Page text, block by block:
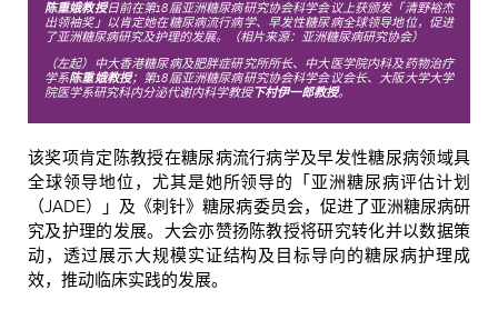
陈重娥教授日前在第18届亚洲糖尿病研究协会科学会议上获颁发「清野裕杰
出领袖奖」以肯定她在糖尿病流行病学、早发性糖尿病全球领导地位，促进
了亚洲糖尿病研究及护理的发展。（相片来源：亚洲糖尿病研究协会）
（左起）中大香港糖尿病及肥胖症研究所所长、中大医学院内科及药物治疗
学系陈重娥教授；第18届亚洲糖尿病研究协会科学会议会长、大阪大学大学
院医学系研究科内分泌代谢内科学教授下村伊一郎教授。
该奖项肯定陈教授在糖尿病流行病学及早发性糖尿病领域具
全球领导地位，尤其是她所领导的「亚洲糖尿病评估计划
（JADE）」及《刺针》糖尿病委员会，促进了亚洲糖尿病研
究及护理的发展。大会亦赞扬陈教授将研究转化并以数据策
动，透过展示大规模实证结构及目标导向的糖尿病护理成
效，推动临床实践的发展。